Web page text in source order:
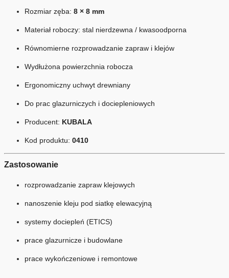
Rozmiar zęba: 8 × 8 mm
Materiał roboczy: stal nierdzewna / kwasoodporna
Równomierne rozprowadzanie zapraw i klejów
Wydłużona powierzchnia robocza
Ergonomiczny uchwyt drewniany
Do prac glazurniczych i dociepleniowych
Producent: KUBALA
Kod produktu: 0410
Zastosowanie
rozprowadzanie zapraw klejowych
nanoszenie kleju pod siatkę elewacyjną
systemy dociepleń (ETICS)
prace glazurnicze i budowlane
prace wykończeniowe i remontowe